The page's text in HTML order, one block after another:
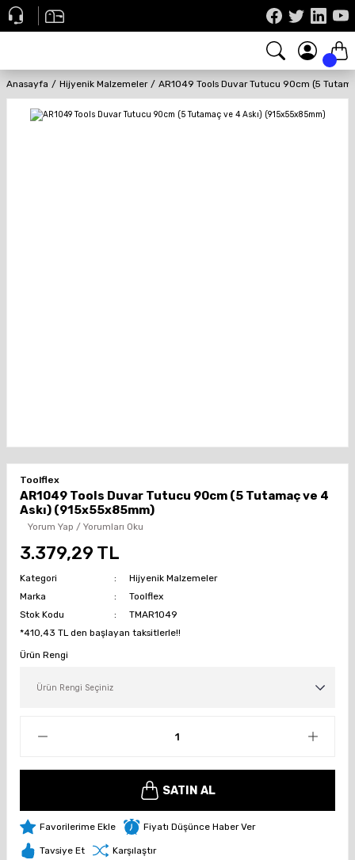
Anasayfa Hijyenik Malzemeler AR1049 Tools Duvar Tutucu 90cm (5
Toolflex
AR1049 Tools Duvar Tutucu 90cm (5 Tutamaç ve 4
Askı) (915x55x85mm)
Yorum Yap / Yorumları Oku
3.379,29 TL
Kategori
Hijyenik Malzemeler
Marka
Toolflex
Stok Kodu
TMAR1049
*410,43 TL den başlayan taksitlerle!!
Ürün Rengi
SATIN AL
Fiyatı Düşünce Haber Ver
Tavsiye Et Karşılaştır